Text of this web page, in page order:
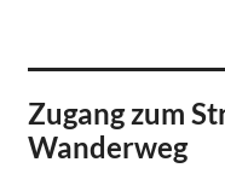
Zugang zum
Wanderweg